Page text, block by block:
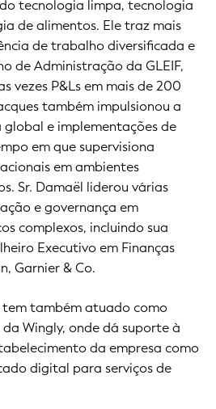
tecnologia limpa, tecnologia
de alimentos. Ele traz mais
de trabalho diversificada e
de Administração da GLEIF,
vezes P&Ls em mais de 200
também impulsionou a
e implementações de
em que supervisiona
em ambientes
Sr. Damaël liderou várias
e governança em
complexos, incluindo sua
Executivo em Finanças
Garnier & Co.
tem também atuado como
Wingly, onde dá suporte à
da empresa como
digital para serviços de